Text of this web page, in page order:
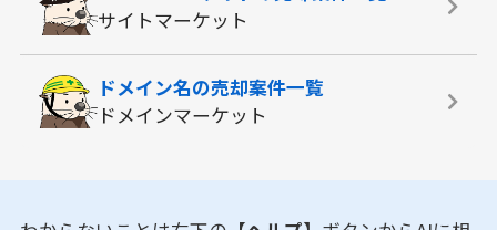
サイトマーケット
ドメイン名の売却案件一覧
ドメインマーケット